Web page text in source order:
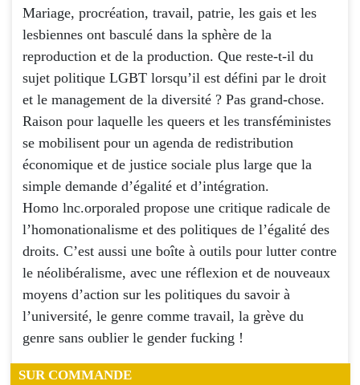
Mariage, procréation, travail, patrie, les gais et les
lesbiennes ont basculé dans la sphère de la
reproduction et de la production. Que reste-t-il du
sujet politique LGBT lorsqu’il est défini par le droit
et le management de la diversité ? Pas grand-chose.
Raison pour laquelle les queers et les transféministes
se mobilisent pour un agenda de redistribution
économique et de justice sociale plus large que la
simple demande d’égalité et d’intégration.
Homo lnc.orporaled propose une critique radicale de
l’homonationalisme et des politiques de l’égalité des
droits. C’est aussi une boîte à outils pour lutter contre
le néolibéralisme, avec une réflexion et de nouveaux
moyens d’action sur les politiques du savoir à
l’université, le genre comme travail, la grève du
genre sans oublier le gender fucking !
SUR COMMANDE